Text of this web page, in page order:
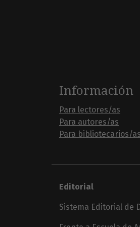
Información
Para lectores/as
Para autores/as
Para bibliotecarios/as
Editorial
Sistema Editorial de